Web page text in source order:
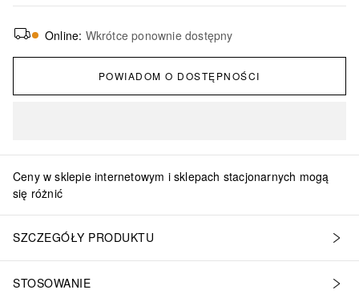
Online: Wkrótce ponownie dostępny
POWIADOM O DOSTĘPNOŚCI
Ceny w sklepie internetowym i sklepach stacjonarnych mogą
się różnić
SZCZEGÓŁY PRODUKTU
STOSOWANIE